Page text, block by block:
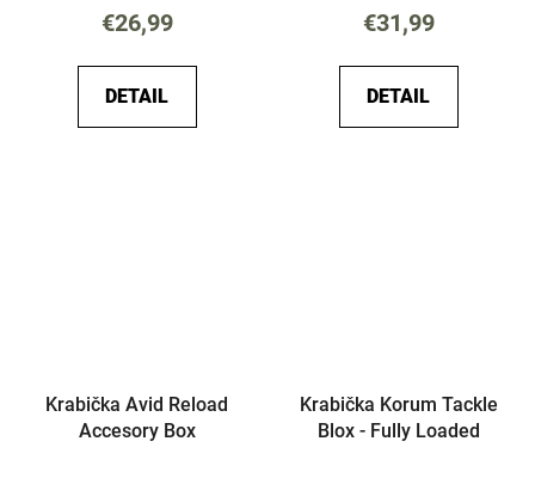
€26,99
DETAIL
€31,99
DETAIL
Krabička Avid Reload
Accesory Box
Krabička Korum Tackle
Blox - Fully Loaded